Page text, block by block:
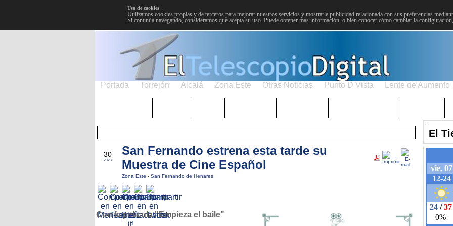
Uso de cookies
Utilizamos cookies propias y de terceros para mejorar nuestros servicios y mostrarle publicidad relacionada con sus preferencias
Si continúa navegando, consideramos que acepta su uso. Puede obtener más información, o bien conocer cómo cambiar la
Portada Torrejón Alcalá Zona Este Otras Noticias Punto D Vista Lente de Aumento
30
2023
San Fernando estrena esta tarde su
Muestra de Cine Español
Zona Este - San Fernando de Henares
Con la película "Empieza el baile"
El